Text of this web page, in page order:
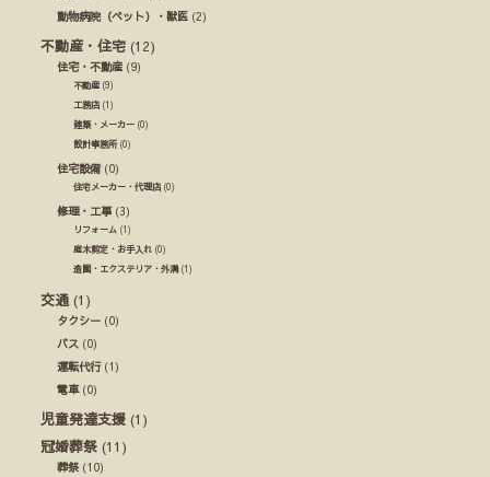
動物病院（ペット）・獣医 (2)
不動産・住宅 (12)
住宅・不動産 (9)
不動産 (9)
工務店 (1)
建築・メーカー (0)
設計事務所(0)
住宅設備(0)
住宅メーカー・代理店 (0)
修理・工事(3)
リフォーム (1)
庭木剪定・お手入れ (0)
造園・エクステリア・外溝(1)
交通 (1)
タクシー (0)
バス (0)
運転代行(1)
電車(0)
児童発達支援 (1)
冠婚葬祭 (11)
葬祭(10)